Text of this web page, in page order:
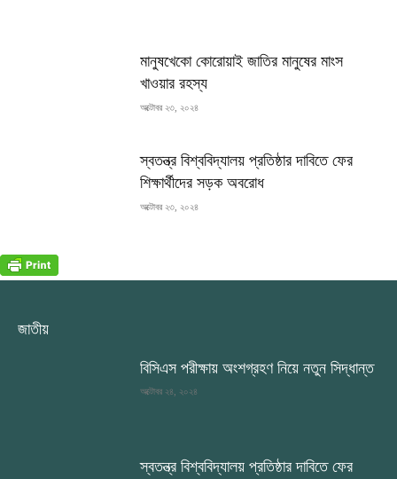
মানুষখেকো কোরোয়াই জাতির মানুষের মাংস
খাওয়ার রহস্য
অক্টোবর ২৩, ২০২৪
স্বতন্ত্র বিশ্ববিদ্যালয় প্রতিষ্ঠার দাবিতে ফের
শিক্ষার্থীদের সড়ক অবরোধ
অক্টোবর ২৩, ২০২৪
জাতীয়
বিসিএস পরীক্ষায় অংশগ্রহণ নিয়ে নতুন সিদ্ধান্ত
অক্টোবর ২৪, ২০২৪
স্বতন্ত্র বিশ্ববিদ্যালয় প্রতিষ্ঠার দাবিতে ফের